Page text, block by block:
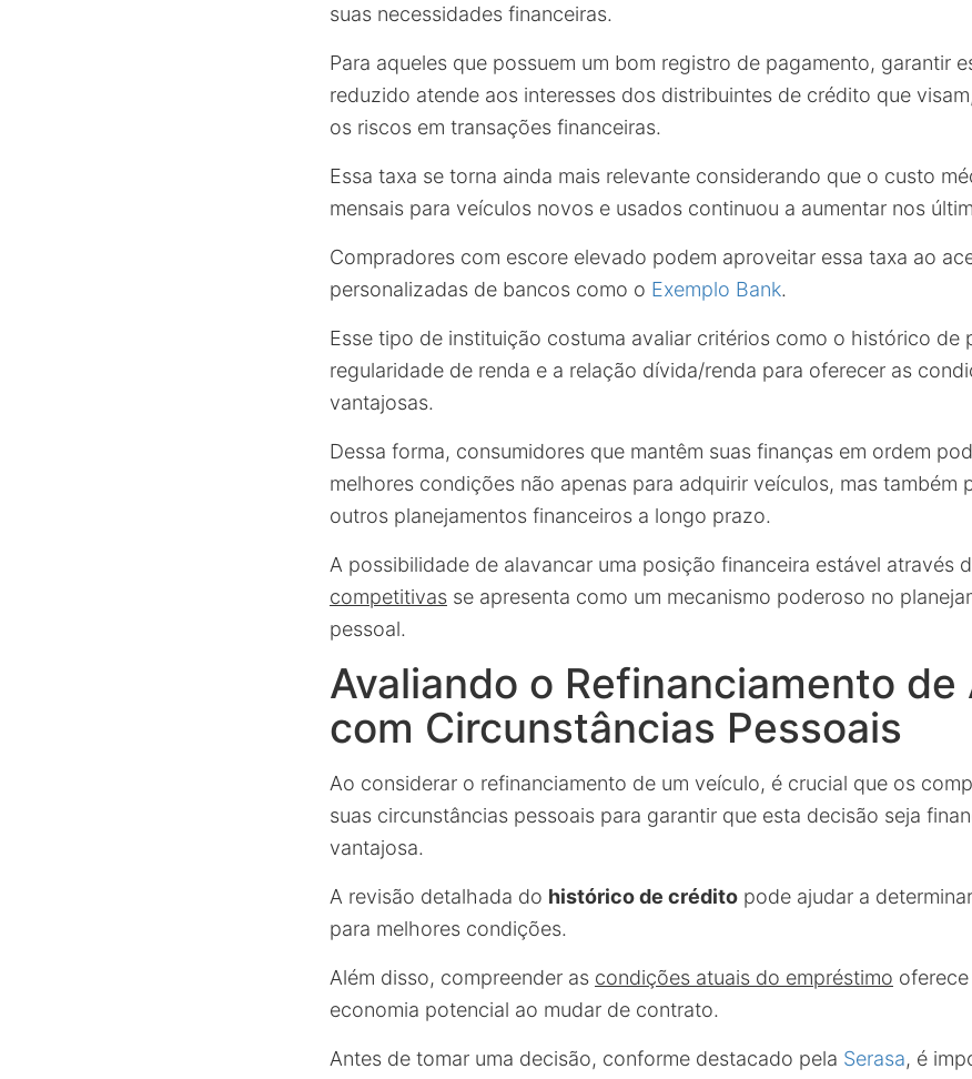
suas necessidades financeiras.
Para aqueles que possuem um bom registro de pagamento, garantir
reduzido atende aos interesses dos distribuintes de crédito que
os riscos em transações financeiras.
Essa taxa se torna ainda mais relevante considerando que o custo
mensais para veículos novos e usados continuou a aumentar nos
Compradores com escore elevado podem aproveitar essa taxa ao
personalizadas de bancos como o Exemplo Bank.
Esse tipo de instituição costuma avaliar critérios como o histórico de
regularidade de renda e a relação dívida/renda para oferecer as
vantajosas.
Dessa forma, consumidores que mantêm suas finanças em ordem
melhores condições não apenas para adquirir veículos, mas também
outros planejamentos financeiros a longo prazo.
A possibilidade de alavancar uma posição financeira estável através
competitivas se apresenta como um mecanismo poderoso no
pessoal.
Avaliando o Refinanciamento de
com Circunstâncias Pessoais
Ao considerar o refinanciamento de um veículo, é crucial que os
suas circunstâncias pessoais para garantir que esta decisão seja
vantajosa.
A revisão detalhada do histórico de crédito pode ajudar a
para melhores condições.
Além disso, compreender as condições atuais do empréstimo
economia potencial ao mudar de contrato.
Antes de tomar uma decisão, conforme destacado pela Serasa, é